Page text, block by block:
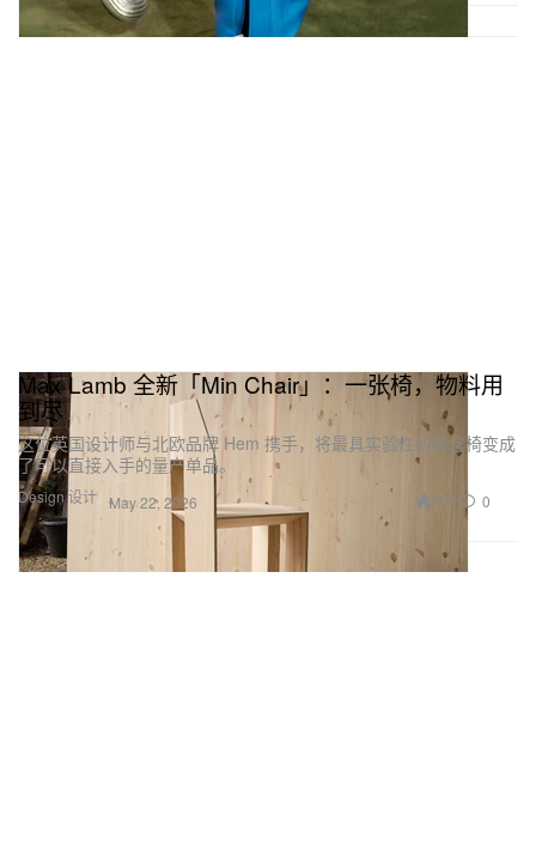
Design 设计
Max Lamb 全新「Min Chair」：一张椅，物料用
到尽
这位英国设计师与北欧品牌 Hem 携手，将最具实验性的概念椅变成
了可以直接入手的量产单品。
May 22, 2026 975 0